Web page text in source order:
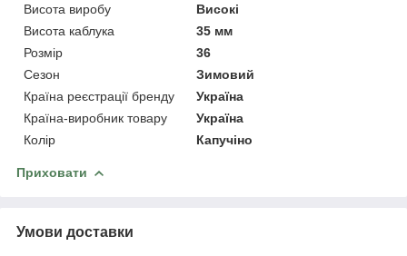
Висота виробу
Високі
Висота каблука
35 мм
Розмір
36
Сезон
Зимовий
Країна реєстрації бренду
Україна
Країна-виробник товару
Україна
Колір
Капучіно
Приховати
Умови доставки